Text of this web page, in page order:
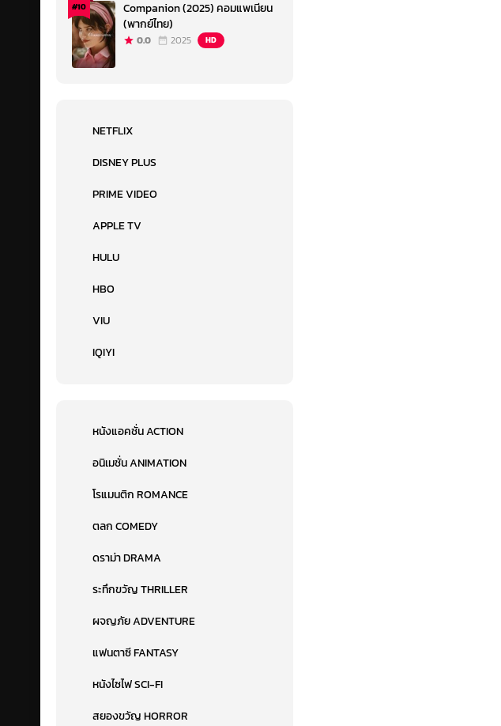
#10
Companion (2025) คอมแพเนียน
(พากย์ไทย)
0.0 2025 HD
NETFLIX
DISNEY PLUS
PRIME VIDEO
APPLE TV
HULU
HBO
VIU
IQIYI
หนังแอคชั่น ACTION
อนิเมชั่น ANIMATION
โรแมนติก ROMANCE
ตลก COMEDY
ดราม่า DRAMA
ระทึกขวัญ THRILLER
ผจญภัย ADVENTURE
แฟนตาซี FANTASY
หนังไซไฟ SCI-FI
สยองขวัญ HORROR